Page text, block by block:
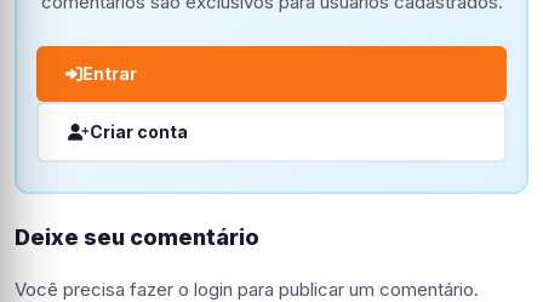
Entrar
Criar conta
Deixe seu comentário
Você precisa fazer o login para publicar um comentário.